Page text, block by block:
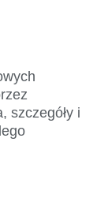
szczegóły i